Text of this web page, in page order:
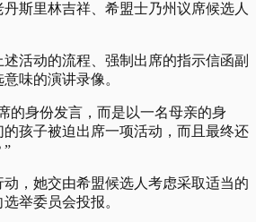
斯里林吉祥、希盟士乃州议席候选人
活动的流程、强制出席的指示信函副
味的演讲录像。
的身份发言，而是以一名母亲的身
孩子被迫出席一项活动，而且最终还
”
，她交由希盟候选人考虑采取适当的
举委员会投报。